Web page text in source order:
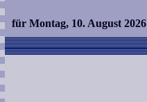
für Montag, 10. August 2026